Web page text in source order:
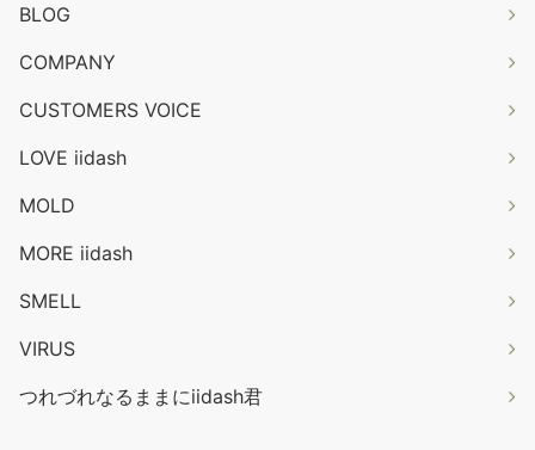
BLOG
COMPANY
CUSTOMERS VOICE
LOVE iidash
MOLD
MORE iidash
SMELL
VIRUS
つれづれなるままにiidash君